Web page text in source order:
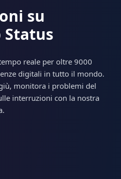
su
Status
reale per oltre 9000
digitali in tutto il mondo.
monitora i problemi del
interruzioni con la nostra